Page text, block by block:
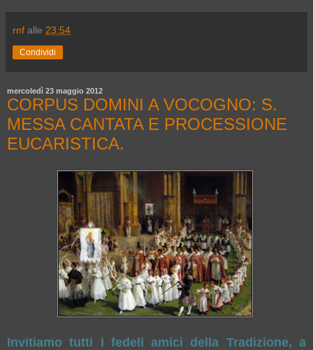
rnf alle 23:54
Condividi
mercoledì 23 maggio 2012
CORPUS DOMINI A VOCOGNO: S.
MESSA CANTATA E PROCESSIONE
EUCARISTICA.
Invitiamo tutti i fedeli amici della Tradizione, a